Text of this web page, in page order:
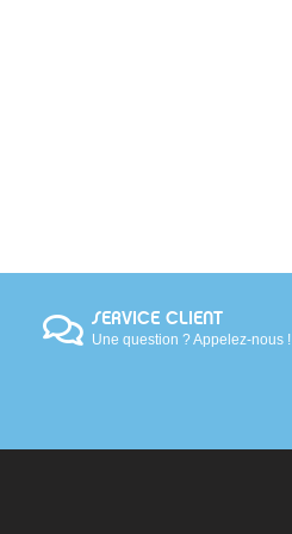
SERVICE CLIENT
Une question ? Appelez-nous !